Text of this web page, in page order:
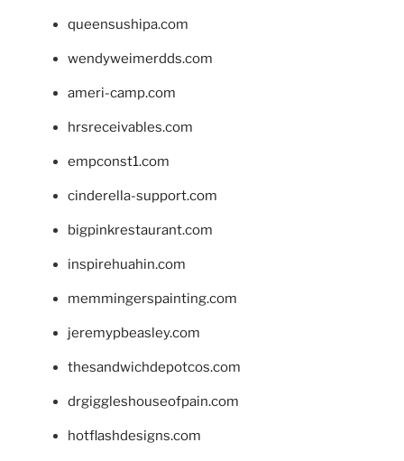
queensushipa.com
wendyweimerdds.com
ameri-camp.com
hrsreceivables.com
empconst1.com
cinderella-support.com
bigpinkrestaurant.com
inspirehuahin.com
memmingerspainting.com
jeremypbeasley.com
thesandwichdepotcos.com
drgiggleshouseofpain.com
hotflashdesigns.com